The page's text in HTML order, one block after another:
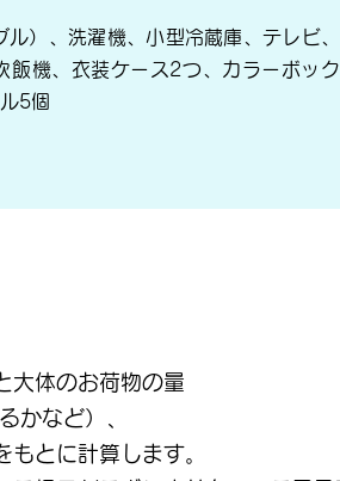
ル）、洗濯機、小型冷蔵庫、テレビ、
飯機、衣装ケース2つ、カラーボック
5個
大体のお荷物の量
かなど）、
とに計算します。